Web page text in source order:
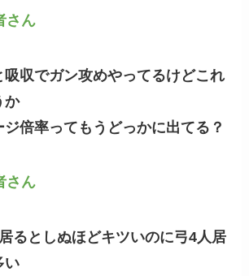
さん
吸収でガン攻めやってるけどこれ
か
倍率ってもうどっかに出てる？
さん
るとしぬほどキツいのに弓4人居
い